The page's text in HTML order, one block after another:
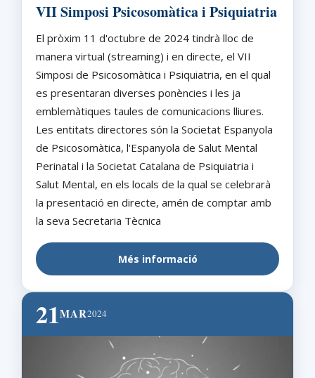
VII Simposi Psicosomàtica i Psiquiatria
El pròxim 11 d'octubre de 2024 tindrà lloc de
manera virtual (streaming) i en directe, el VII
Simposi de Psicosomàtica i Psiquiatria, en el qual
es presentaran diverses ponències i les ja
emblemàtiques taules de comunicacions lliures.
Les entitats directores són la Societat Espanyola
de Psicosomàtica, l'Espanyola de Salut Mental
Perinatal i la Societat Catalana de Psiquiatria i
Salut Mental, en els locals de la qual se celebrarà
la presentació en directe, amén de comptar amb
la seva Secretaria Tècnica
Més informació
21MAR2024